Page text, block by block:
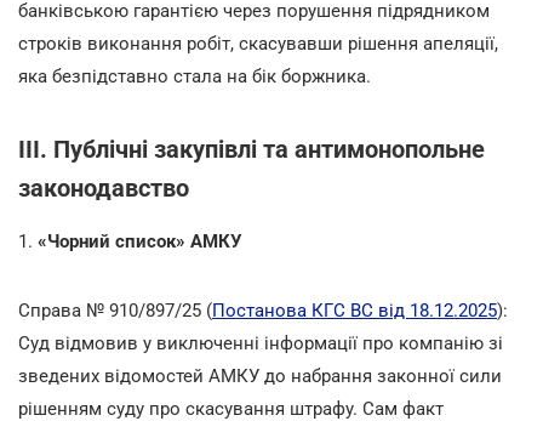
банківською гарантією через порушення підрядником
строків виконання робіт, скасувавши рішення апеляції,
яка безпідставно стала на бік боржника.
III. Публічні закупівлі та антимонопольне
законодавство
1. «Чорний список» АМКУ
Справа № 910/897/25 (Постанова КГС ВС від 18.12.2025):
Суд відмовив у виключенні інформації про компанію зі
зведених відомостей АМКУ до набрання законної сили
рішенням суду про скасування штрафу. Сам факт